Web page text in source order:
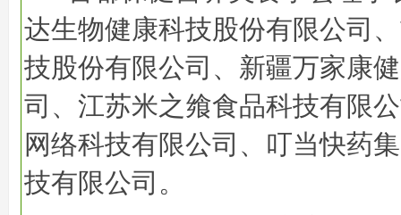
达生物健康科技股份有限公司
技股份有限公司、新疆万家康
司、江苏米之飨食品科技有限
网络科技有限公司、叮当快药
技有限公司。